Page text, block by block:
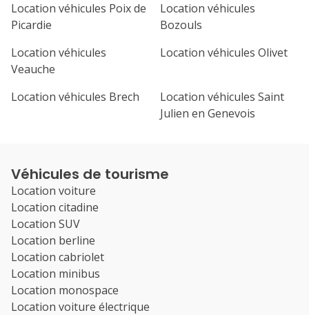
Location véhicules Poix de
Picardie
Location véhicules
Bozouls
Location véhicules
Veauche
Location véhicules Olivet
Location véhicules Brech
Location véhicules Saint
Julien en Genevois
Véhicules de tourisme
Location voiture
Location citadine
Location SUV
Location berline
Location cabriolet
Location minibus
Location monospace
Location voiture électrique